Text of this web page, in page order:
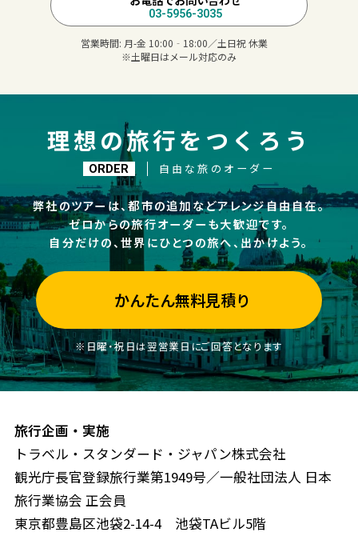
03-5956-3035
営業時間: 月-金 10:00‐18:00／土日祝 休業
※土曜日はメール対応のみ
理想の旅行をつくろう
ORDER 自由な旅のオーダー
弊社のツアーは、都市の追加などアレンジ自由自在。
ゼロからの旅行オーダーも大歓迎です。
自分だけの、世界にひとつの旅へ、出かけよう。
かんたん無料見積り
※日曜・祝日は翌営業日にご回答となります
旅行企画・実施
トラベル・スタンダード・ジャパン株式会社
観光庁長官登録旅行業第1949号／一般社団法人 日本
旅行業協会 正会員
東京都豊島区池袋2-14-4 池袋TAビル5階